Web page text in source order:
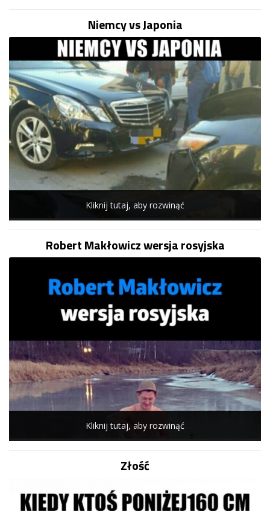
Niemcy vs Japonia
Kliknij tutaj, aby rozwinąć
Robert Makłowicz wersja rosyjska
Kliknij tutaj, aby rozwinąć
Złość